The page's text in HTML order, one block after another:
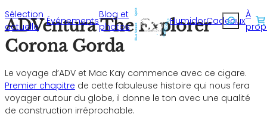
Sélection
actuelle
Événements
Blog et
photos
HumidorCadeaux
À
ADVentura The Explorer
Corona Gorda
Le voyage d’ADV et Mac Kay commence avec ce cigare.
Premier chapitre de cette fabuleuse histoire qui nous fera
voyager autour du globe, il donne le ton avec une qualité
de construction irréprochable.